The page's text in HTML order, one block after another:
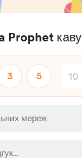
Prophet каву
3 5